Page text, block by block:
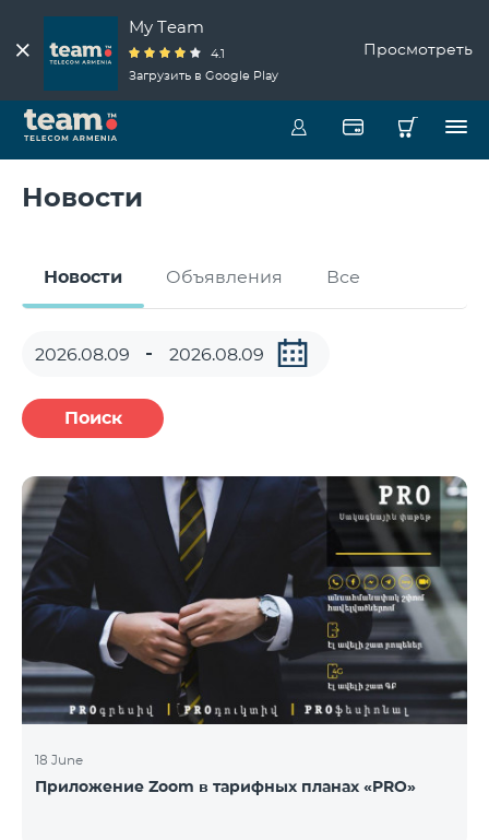
My Team
4.1
Загрузить в Google Play
Просмотреть
Новости
Новости Объявления Все
Поиск
18 June
Приложение Zoom в тарифных планах «PRO»